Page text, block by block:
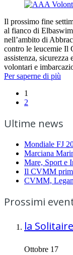
Il prossimo fine
al fianco di
nell’ambito di
contro le leucemie Il
assistenza,
volontari e
Per saperne di più
1
2
Ultime news
Mondiale FJ
Marciana
Mare, Sport e
Il CVMM
CVMM,
Prossimi
la Solitaire
Ottobre 17